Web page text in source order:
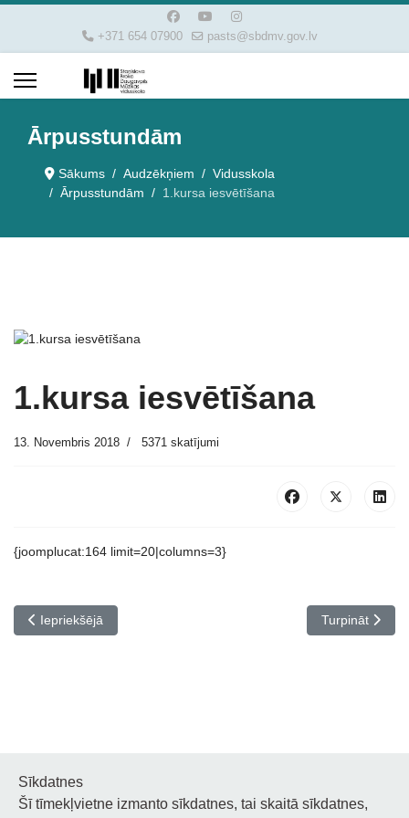
+371 654 07900 pasts@sbdmv.gov.lv
Ārpusstundām
Sākums Audzēkņiem
Vidusskola
Ārpusstundām
1.kursa iesvētīšana
1.kursa iesvētīšana
13. Novembris 2018 5371 skatījumi
{joomplucat:164 limit=20|columns=3}
Iepriekšējais raksts: Viktorīna “Es mīlu Latviju”
Iepriekšējā Nākamais
Turpināt
Sīkdatnes
Šī tīmekļvietne izmanto sīkdatnes, tai skaitā sīkdatnes,